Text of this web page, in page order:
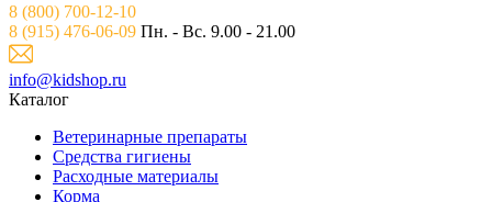
8 (800) 700-12-10
8 (915) 476-06-09 Пн. - Вс. 9.00 - 21.00
info@kidshop.ru
Каталог
Ветeринарные препараты
Средства гигиены
Расходные материалы
Корма